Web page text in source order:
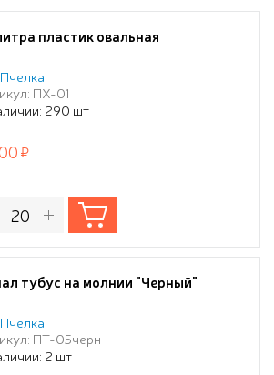
пластик овальная
Пчелка
ПХ-01
290 шт
тубус на молнии "Черный"
Пчелка
ПТ-05черн
2 шт